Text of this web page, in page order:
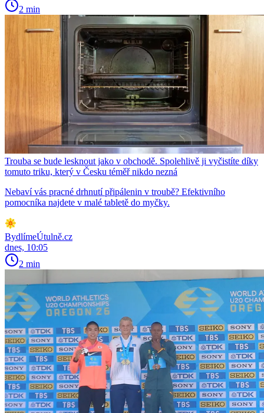
2 min
Trouba se bude lesknout jako v obchodě. Spolehlivě ji vyčistíte díky
tomuto triku, který v Česku téměř nikdo nezná
Nebaví vás pracné drhnutí připálenin v troubě? Efektivního
pomocníka najdete v malé tabletě do myčky.
BydlímeÚtulně.cz
dnes, 10:05
2 min